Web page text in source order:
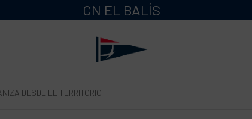
CN EL BALÍS
DESDE EL TERRITORIO